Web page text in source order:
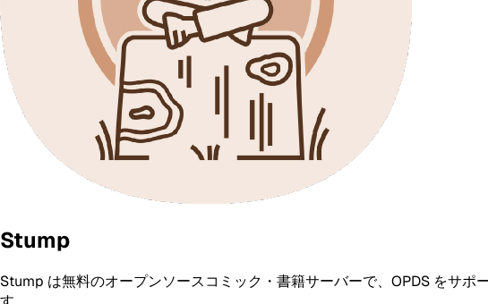
Stump
Stump は無料のオープンソースコミック・書籍サーバーで、OPDS をサ